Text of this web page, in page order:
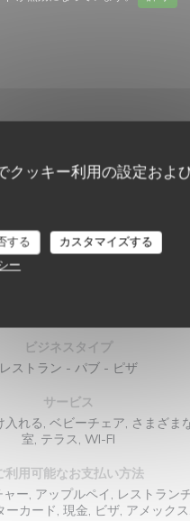
ッキー利用の設定およ
する
カスタマイズする
ー
店舗情報
ビジネスタイプ
レストラン - パブ - ピザ
サービス
れる, ベビーチェア, さまざま
室, テラス, WI-FI
利用可能なお支払い方法
ー, アップルペイ, レストラン
ーカード, 現金, ビザ, アメック